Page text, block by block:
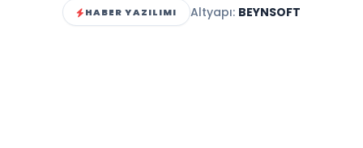
HABER YAZILIMI Altyapı: BEYNSOFT